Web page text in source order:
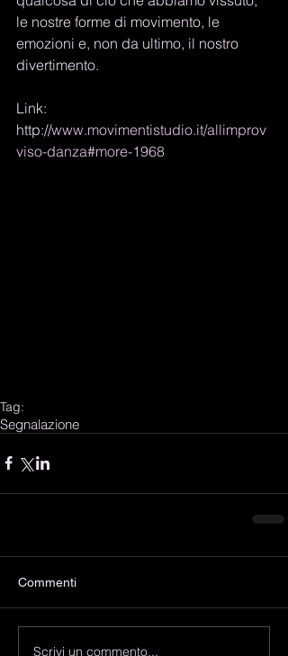
le nostre forme di movimento, le
emozioni e, non da ultimo, il nostro
divertimento.
Link:
http://www.movimentistudio.it/allimprov
viso-danza#more-1968
Tag:
Segnalazione
Commenti
Scrivi un commento...